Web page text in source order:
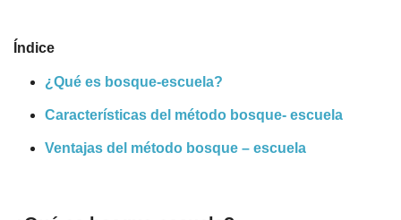
Índice
¿Qué es bosque-escuela?
Características del método bosque- escuela
Ventajas del método bosque – escuela